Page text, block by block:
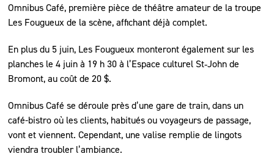
Omnibus Café, première pièce de théâtre amateur de la troupe
Les Fougueux de la scène, affichant déjà complet.
En plus du 5 juin, Les Fougueux monteront également sur les
planches le 4 juin à 19 h 30 à l’Espace culturel St‑John de
Bromont, au coût de 20 $.
Omnibus Café se déroule près d’une gare de train, dans un
café-bistro où les clients, habitués ou voyageurs de passage,
vont et viennent. Cependant, une valise remplie de lingots
viendra troubler l’ambiance.